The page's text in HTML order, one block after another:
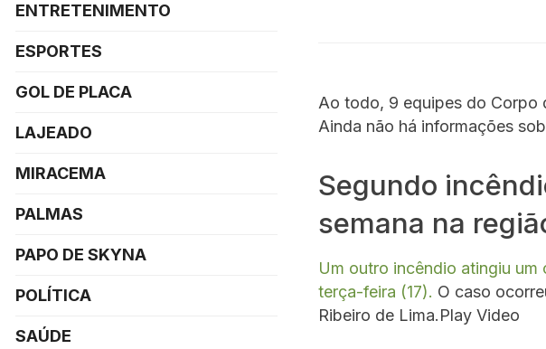
Ao todo, 9 equipes do Corpo
Ainda não há informações
Segundo
semana na
Um outro incêndio atingiu um
terça-feira (17). O caso
Ribeiro de Lima.Play Video
ENTRETENIMENTO
ESPORTES
GOL DE PLACA
LAJEADO
MIRACEMA
PALMAS
PAPO DE SKYNA
POLÍTICA
SAÚDE